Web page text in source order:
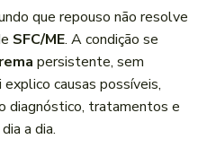
que repouso não resolve
SFC/ME. A condição se
persistente, sem
causas possíveis,
diagnóstico, tratamentos e
a dia.